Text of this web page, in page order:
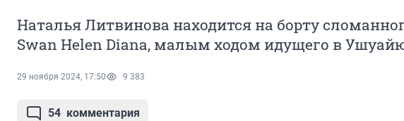
Наталья Литвинова находится на борту
Swan Helen Diana, малым ходом идущего в
29 ноября 2024, 17:50 9 383
54 комментария